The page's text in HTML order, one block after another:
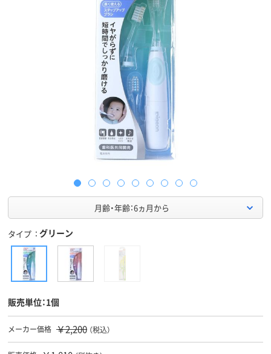
月齢・年齢：6ヵ月から
タイプ グリーン
販売単位：1個
メーカー価格 ￥2,200 （税込）